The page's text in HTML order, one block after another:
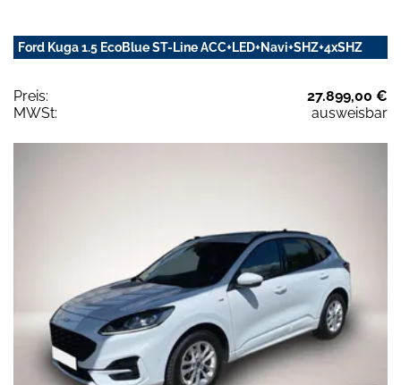
Ford Kuga 1.5 EcoBlue ST-Line ACC+LED+Navi+SHZ+4xSHZ
Preis:
27.899,00 €
MWSt:
ausweisbar